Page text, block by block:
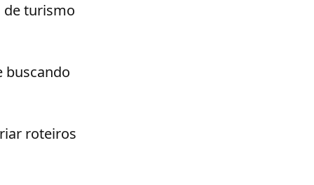
de turismo
buscando
roteiros